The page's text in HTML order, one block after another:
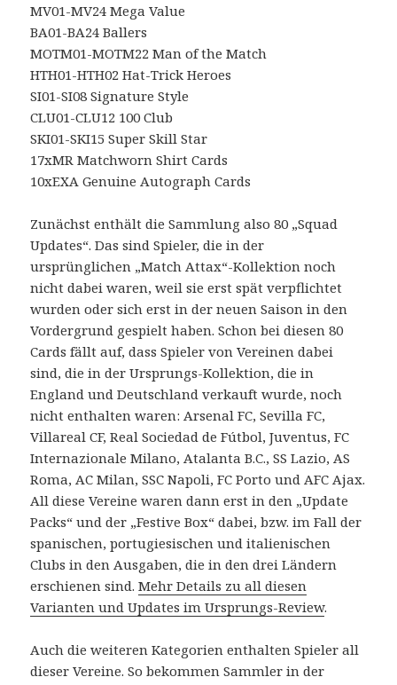
MV01-MV24 Mega Value
BA01-BA24 Ballers
MOTM01-MOTM22 Man of the Match
HTH01-HTH02 Hat-Trick Heroes
SI01-SI08 Signature Style
CLU01-CLU12 100 Club
SKI01-SKI15 Super Skill Star
17xMR Matchworn Shirt Cards
10xEXA Genuine Autograph Cards
Zunächst enthält die Sammlung also 80 „Squad
Updates“. Das sind Spieler, die in der
ursprünglichen „Match Attax“-Kollektion noch
nicht dabei waren, weil sie erst spät verpflichtet
wurden oder sich erst in der neuen Saison in den
Vordergrund gespielt haben. Schon bei diesen 80
Cards fällt auf, dass Spieler von Vereinen dabei
sind, die in der Ursprungs-Kollektion, die in
England und Deutschland verkauft wurde, noch
nicht enthalten waren: Arsenal FC, Sevilla FC,
Villareal CF, Real Sociedad de Fútbol, Juventus, FC
Internazionale Milano, Atalanta B.C., SS Lazio, AS
Roma, AC Milan, SSC Napoli, FC Porto und AFC Ajax.
All diese Vereine waren dann erst in den „Update
Packs“ und der „Festive Box“ dabei, bzw. im Fall der
spanischen, portugiesischen und italienischen
Clubs in den Ausgaben, die in den drei Ländern
erschienen sind.Mehr Details zu all diesen
Varianten und Updates im Ursprungs-Review.
Auch die weiteren Kategorien enthalten Spieler all
dieser Vereine. So bekommen Sammler in der